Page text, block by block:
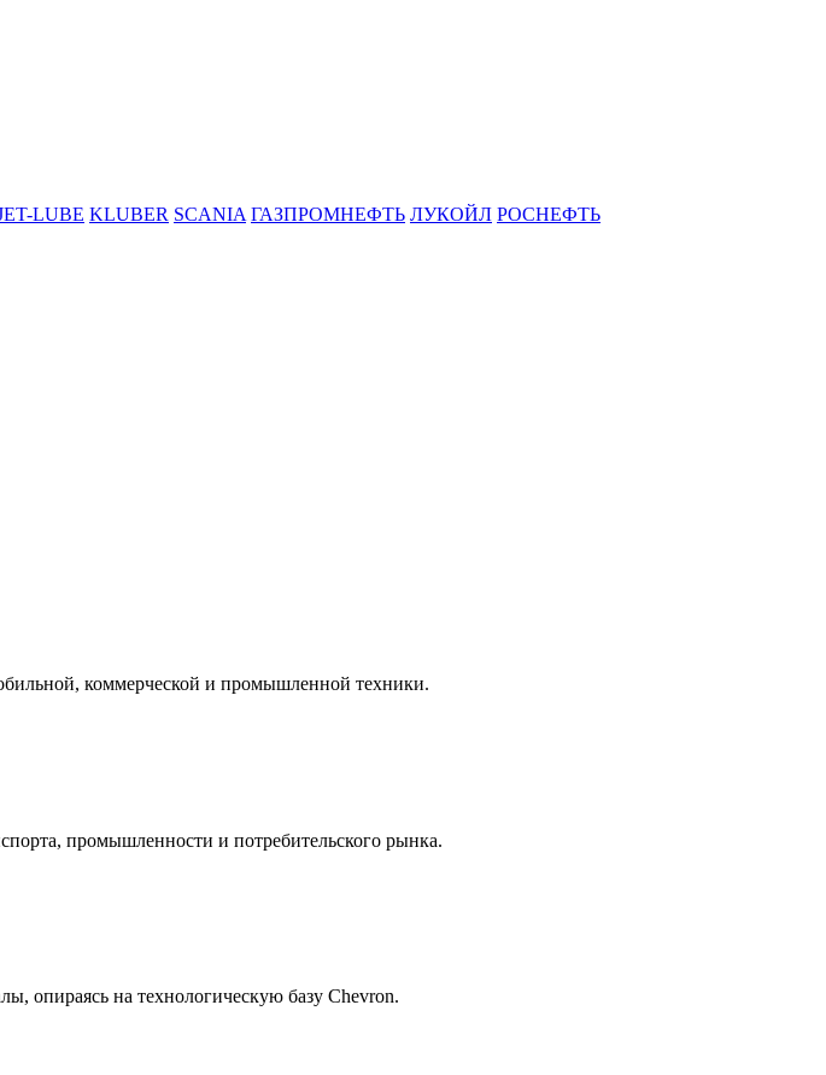
LUBE KLUBER SCANIA ГАЗПРОМНЕФТЬ ЛУКОЙЛ РОСНЕФТЬ
коммерческой и промышленной техники.
промышленности и потребительского рынка.
опираясь на технологическую базу Chevron.